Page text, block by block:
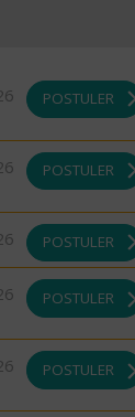
POSTULER
POSTULER
POSTULER
POSTULER
POSTULER